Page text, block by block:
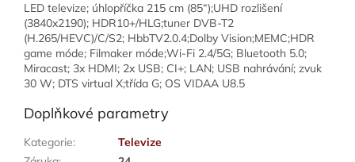
LED televize; úhlopříčka 215 cm (85“);UHD rozlišení
(3840x2190); HDR10+/HLG;tuner DVB-T2
(H.265/HEVC)/C/S2; HbbTV2.0.4;Dolby Vision;MEMC;HDR
game móde; Filmaker móde;Wi-Fi 2.4/5G; Bluetooth 5.0;
Miracast; 3x HDMI; 2x USB; CI+; LAN; USB nahrávání; zvuk
30 W; DTS virtual X;třída G; OS VIDAA U8.5
Doplňkové parametry
Kategorie:
Televize